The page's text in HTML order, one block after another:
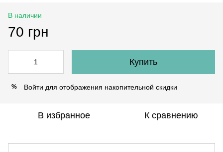
В наличии
70 грн
Купить
% Войти для отображения накопительной скидки
В избранное К сравнению